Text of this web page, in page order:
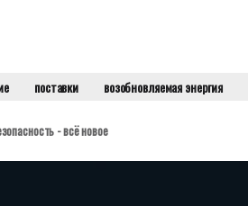
поставки возобновляемая энергия
- всё новое